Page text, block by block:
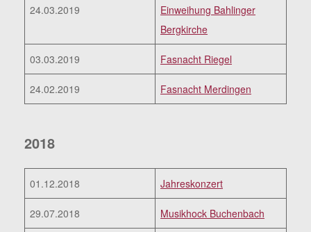
24.03.2019
Einweihung Bahlinger
Bergkirche
03.03.2019 Fasnacht Riegel
24.02.2019 Fasnacht Merdingen
2018
01.12.2018 Jahreskonzert
29.07.2018 Musikhock Buchenbach